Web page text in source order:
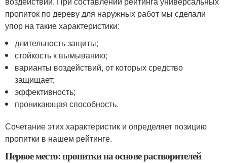
пропиток по дереву для наружных работ мы сделали
упор на такие характеристики:
длительность защиты;
стойкость к вымыванию;
варианты воздействий, от которых средство
защищает;
эффективность;
проникающая способность.
Сочетание этих характеристик и определяет позицию
пропитки в нашем рейтинге.
Первое место: пропитки на основе растворителей